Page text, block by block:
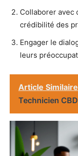
Collaborer avec
crédibilité des
Engager le
leurs
Article Similaire
Technicien